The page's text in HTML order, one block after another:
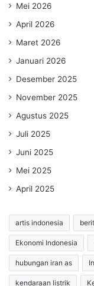
Mei 2026
April 2026
Maret 2026
Januari 2026
Desember 2025
November 2025
Agustus 2025
Juli 2025
Juni 2025
Mei 2025
April 2025
artis indonesia
Ekonomi Indonesia
hubungan iran as
kendaraan listrik